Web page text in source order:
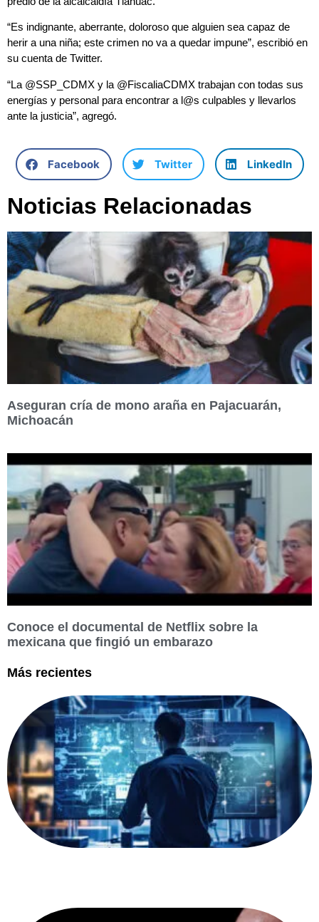
“Es indignante, aberrante, doloroso que alguien sea capaz de
herir a una niña; este crimen no va a quedar impune”, escribió en
su cuenta de Twitter.
“La @SSP_CDMX y la @FiscaliaCDMX trabajan con todas sus
energías y personal para encontrar a l@s culpables y llevarlos
ante la justicia”, agregó.
Facebook Twitter LinkedIn
Noticias Relacionadas
Aseguran cría de mono araña en Pajacuarán,
Michoacán
Conoce el documental de Netflix sobre la
mexicana que fingió un embarazo
Más recientes